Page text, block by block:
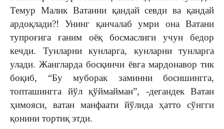
Темур Малик Ватанни қандай севди ва қандай
ардоқлади?! Унинг қанчалаб умри она Ватани
тупроғига ғаним оёқ босмаслиги учун бедор
кечди. Тунларни кунларга, кунларни тунларга
улади. Жангларда босқинчи ёвга мардонавор тик
боқиб, “Бу муборак заминни босишингга,
топташингга йўл қўймайман”, -дегандек Ватан
ҳимояси, ватан манфаати йўлида ҳатто сўнгги
қонини тортиқ этди.